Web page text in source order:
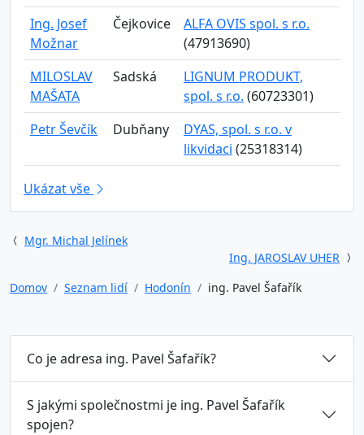
Ing. Josef
Možnar
Čejkovice
ALFA OVIS spol. s r.o.
(47913690)
MILOSLAV
MAŠATA
Sadská
LIGNUM PRODUKT,
spol. s r.o. (60723301)
Petr Ševčík
Dubňany
DYAS, spol. s r.o. v
likvidaci (25318314)
Ukázat vše
Mgr. Michal Jelínek
Ing. JAROSLAV UHER
Domov
Seznam lidí Hodonín ing. Pavel Šafařík
Co je adresa ing. Pavel Šafařík?
S jakými společnostmi je ing. Pavel Šafařík
spojen?